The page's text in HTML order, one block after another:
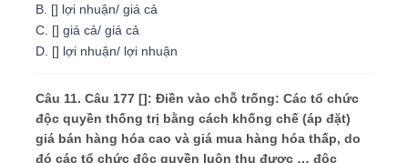
B. [] lợi nhuận/ giá cả
C. [] giá cả/ giá cả
D. [] lợi nhuận/ lợi nhuận
Câu 11. Câu 177 []: Điền vào chỗ trống: Các tổ chức
độc quyền thống trị bằng cách khống chế (áp đặt)
giá bán hàng hóa cao và giá mua hàng hóa thấp, do
đó các tổ chức độc quyền luôn thu được … độc